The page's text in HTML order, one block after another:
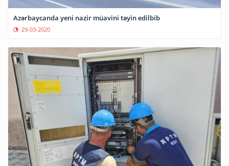
Azərbaycanda yeni nazir müavini təyin edilbib
29-03-2020